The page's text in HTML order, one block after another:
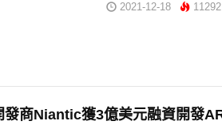
2021-12-18 11292
發商Niantic獲3億美元融資開發